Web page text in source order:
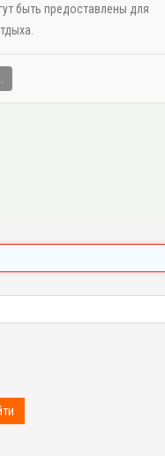
быть предоставлены для